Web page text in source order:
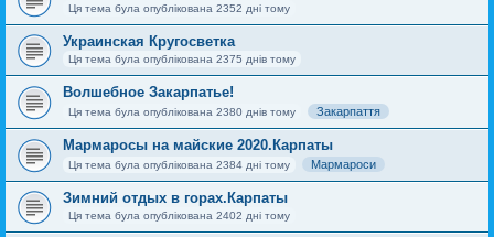
Ця тема була опублікована 2352 дні тому
Украинская Кругосветка
Ця тема була опублікована 2375 днів тому
Волшебное Закарпатье!
Ця тема була опублікована 2380 днів тому Закарпаття
Мармаросы на майские 2020.Карпаты
Ця тема була опублікована 2384 дні тому Мармароси
Зимний отдых в горах.Карпаты
Ця тема була опублікована 2402 дні тому